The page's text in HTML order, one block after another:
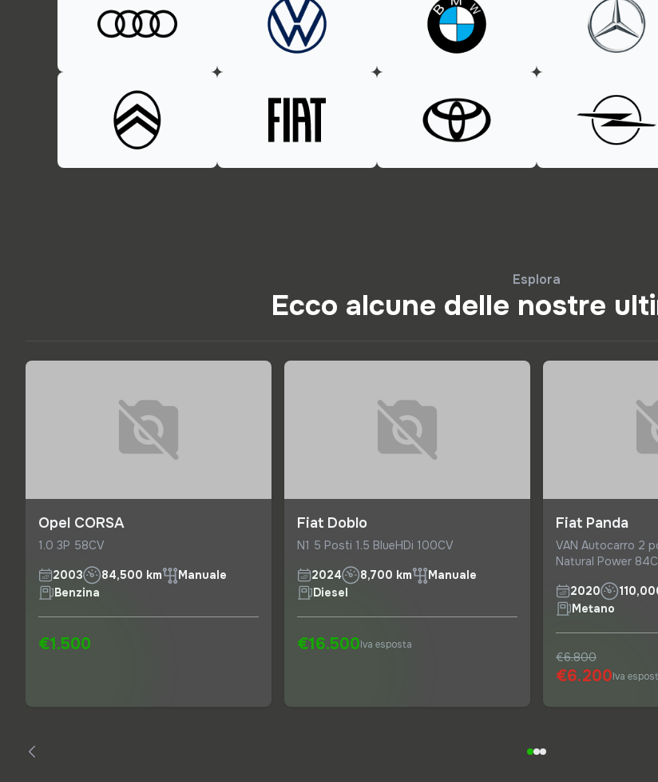
Esplora
Ecco alcune delle nostre
Opel CORSA
1.0 3P 58CV
2003 84,500 km
Manuale
Benzina
€1.500
Fiat Doblo
N1 5 Posti 1.5 BlueHDi 100CV
2024 8,700 km
Manuale
Diesel
€16.500Iva esposta
Fiat Panda
VAN Autocarro 2
Natural Power
2020
Metano
€6.800
€6.200Iva